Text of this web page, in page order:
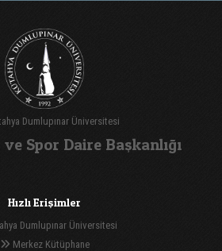
Dumlupınar Üniversitesi
Spor Daire Başkanlığı
Hızlı Erişimler
Dumlupınar Üniversitesi
Merkez Kütüphane